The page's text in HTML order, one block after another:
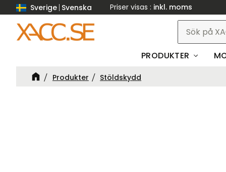
Sverige Svenska Priser visas inkl. moms
PRODUKTER
Produkter Stöldskydd